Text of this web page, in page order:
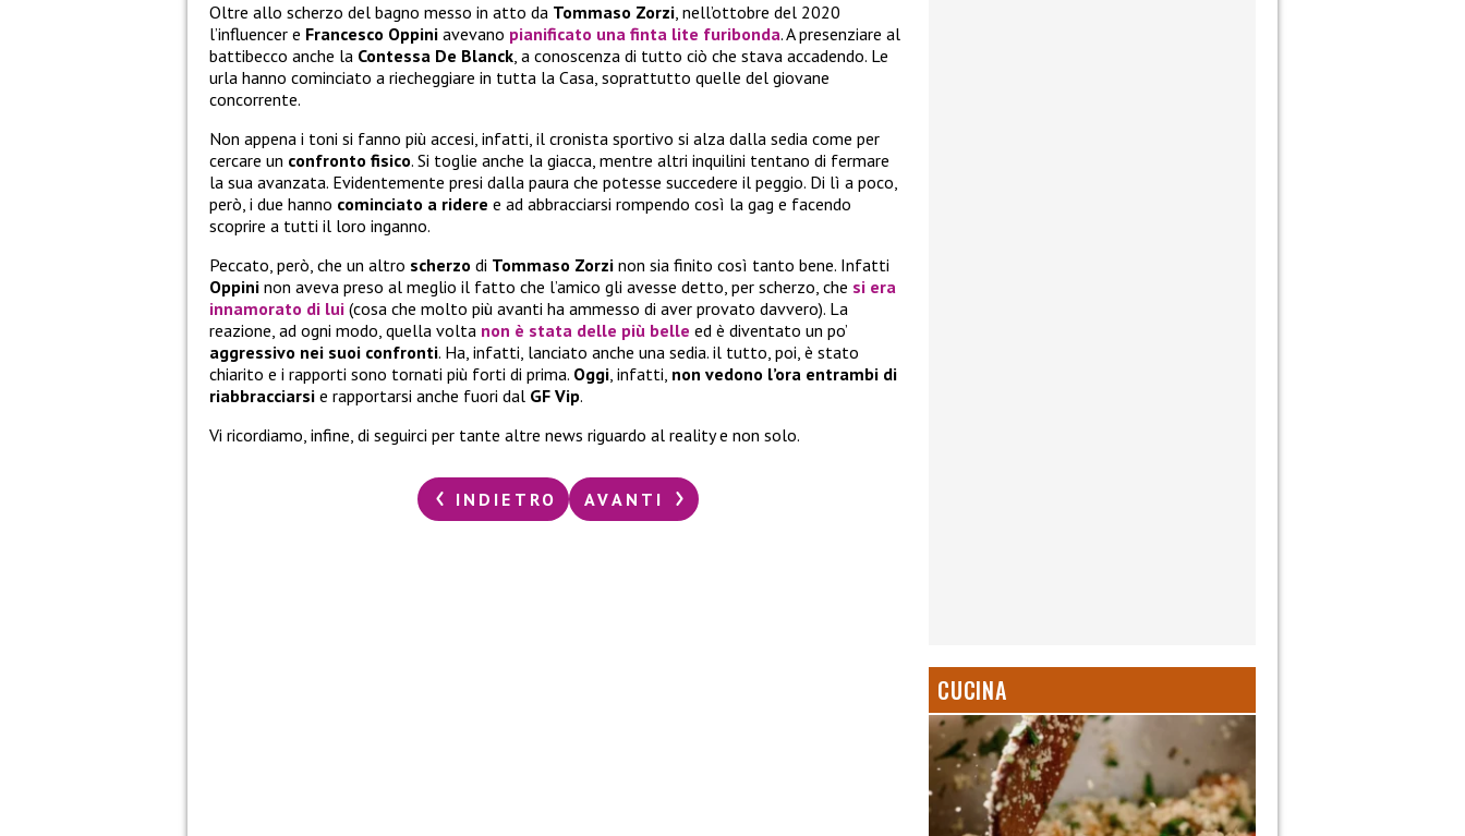
Oltre allo scherzo del bagno messo in atto da Tommaso Zorzi, nell’ottobre del 2020
l’influencer e Francesco Oppini avevano pianificato una finta lite furibonda. A presenziare al
battibecco anche la Contessa De Blanck, a conoscenza di tutto ciò che stava accadendo. Le
urla hanno cominciato a riecheggiare in tutta la Casa, soprattutto quelle del giovane
concorrente.
Non appena i toni si fanno più accesi, infatti, il cronista sportivo si alza dalla sedia come per
cercare un confronto fisico. Si toglie anche la giacca, mentre altri inquilini tentano di fermare
la sua avanzata. Evidentemente presi dalla paura che potesse succedere il peggio. Di lì a poco,
però, i due hanno cominciato a ridere e ad abbracciarsi rompendo così la gag e facendo
scoprire a tutti il loro inganno.
Peccato, però, che un altro scherzo di Tommaso Zorzi non sia finito così tanto bene. Infatti
Oppini non aveva preso al meglio il fatto che l’amico gli avesse detto, per scherzo, che si era
innamorato di lui (cosa che molto più avanti ha ammesso di aver provato davvero). La
reazione, ad ogni modo, quella volta non è stata delle più belle ed è diventato un po’
aggressivo nei suoi confronti. Ha, infatti, lanciato anche una sedia. il tutto, poi, è stato
chiarito e i rapporti sono tornati più forti di prima. Oggi, infatti, non vedono l’ora entrambi di
riabbracciarsi e rapportarsi anche fuori dal GF Vip.
Vi ricordiamo, infine, di seguirci per tante altre news riguardo al reality e non solo.
INDIETRO AVANTI
CUCINA